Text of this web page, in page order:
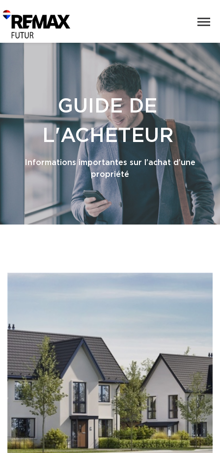
GUIDE DE
L'ACHETEUR
Informations importantes sur l’achat d’une
propriété